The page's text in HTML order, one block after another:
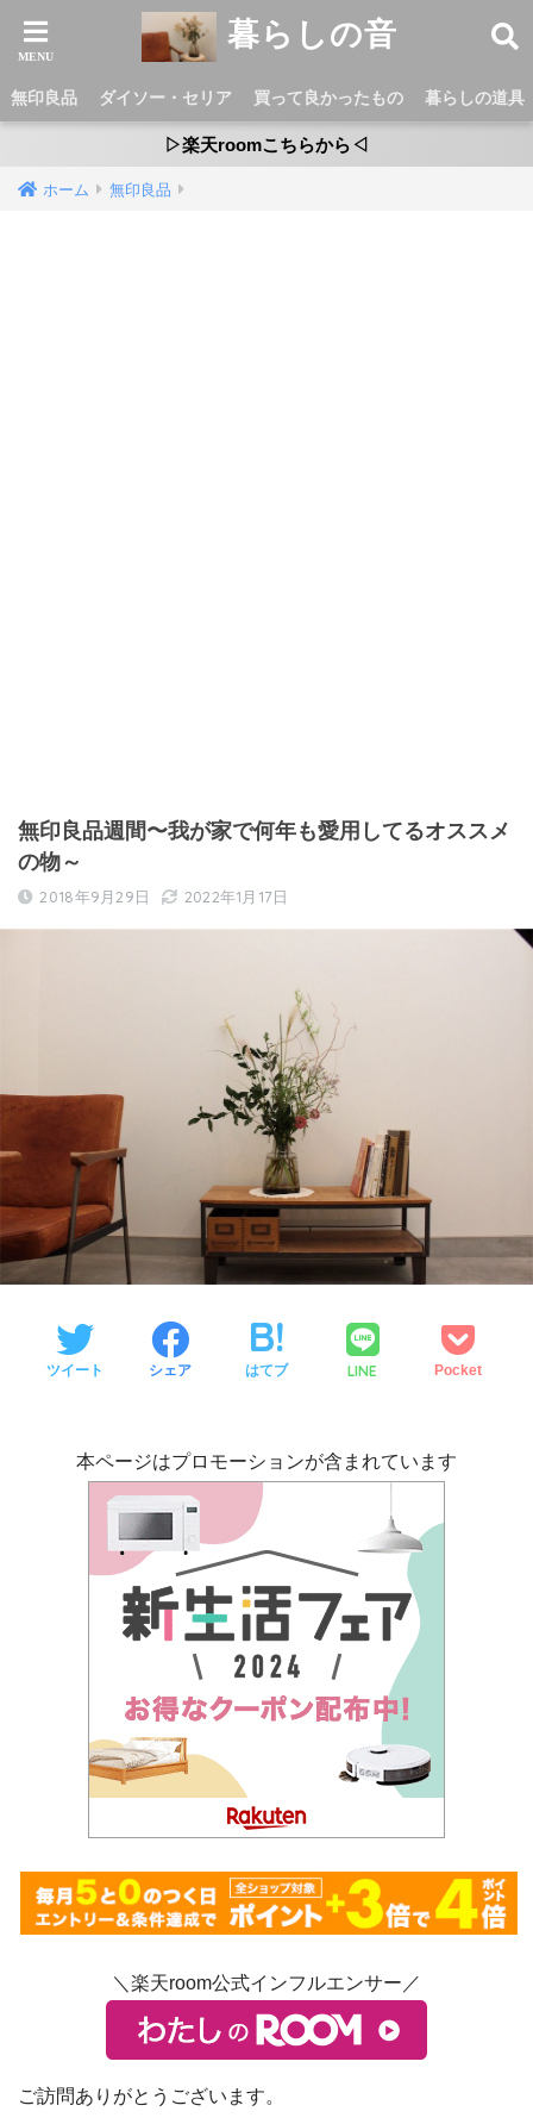
暮らしの音
無印良品 ダイソー・セリア 買って良かったもの 暮らしの道具
▷楽天roomこちらから◁
ホーム 無印良品
無印良品週間〜我が家で何年も愛用してるオススメ
の物～
2018年9月29日 2022年1月17日
ツイート シェア はてブ LINE Pocket
本ページはプロモーションが含まれています
＼楽天room公式インフルエンサー／
ご訪問ありがとうございます。